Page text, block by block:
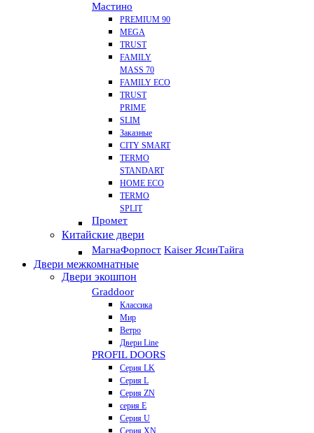
Мастино
PREMIUM 90
MEGA
TRUST
FAMILY
MASS 70
FAMILY ECO
TRUST
PRIME
SLIM
Заказные
CITY SMART
TERMO
STANDART
HOME ECO
ТЕRМО
SPLIT
Промет
Китайские двери
МагнаФорпост Kaiser ЯсинТайга
Двери межкомнатные
Двери экошпон
Graddoor
Классика
Мир
Ветро
Двери Line
PROFIL DOORS
Серия LK
Серия L
Серия ZN
серия E
Серия U
Серия XN